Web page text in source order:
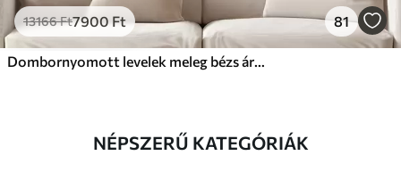
13166Ft7900 Ft 81
Dombornyomott levelek meleg bézs árnyalatokban
NÉPSZERŰ KATEGÓRIÁK